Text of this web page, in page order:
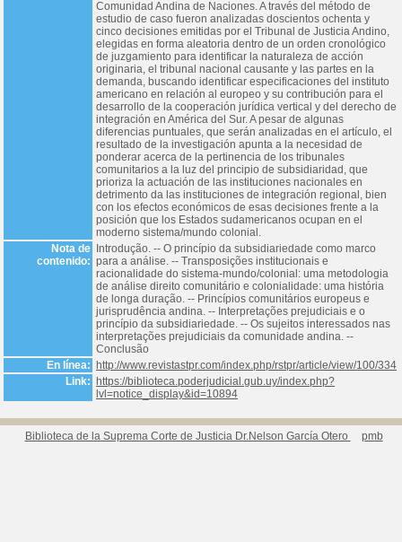
Comunidad Andina de Naciones. A través del método de
estudio de caso fueron analizadas doscientos ochenta y
cinco decisiones emitidas por el Tribunal de Justicia Andino,
elegidas en forma aleatoria dentro de un orden cronológico
de juzgamiento para identificar la naturaleza de acción
originaria, el tribunal nacional causante y las partes en la
demanda, buscando identificar especificaciones del instituto
americano en relación al europeo y su contribución para el
desarrollo de la cooperación jurídica vertical y del derecho de
integración en América del Sur. A pesar de algunas
diferencias puntuales, que serán analizadas en el artículo, el
resultado de la investigación apunta a la necesidad de
ponderar acerca de la pertinencia de los tribunales
comunitarios a la luz del principio de subsidiaridad, que
prioriza la actuación de las instituciones nacionales en
detrimento da las instituciones de integración regional, bien
con los efectos económicos de esas decisiones frente a la
posición que los Estados sudamericanos ocupan en el
moderno sistema/mundo colonial.
Nota de
contenido:
Introdução. -- O princípio da subsidiariedade como marco
para a análise. -- Transposições institucionais e
racionalidade do sistema-mundo/colonial: uma metodologia
de análise direito comunitário e colonialidade: uma história
de longa duração. -- Princípios comunitários europeus e
jurisprudência andina. -- Interpretações prejudiciais e o
princípio da subsidiariedade. -- Os sujeitos interessados nas
interpretações prejudiciais da comunidade andina. --
Conclusão
En línea:
http://www.revistastpr.com/index.php/rstpr/article/view/100/334
Link:
https://biblioteca.poderjudicial.gub.uy/index.php?
lvl=notice_display&id=10894
Biblioteca de la Suprema Corte de Justicia Dr.Nelson García Otero pmb